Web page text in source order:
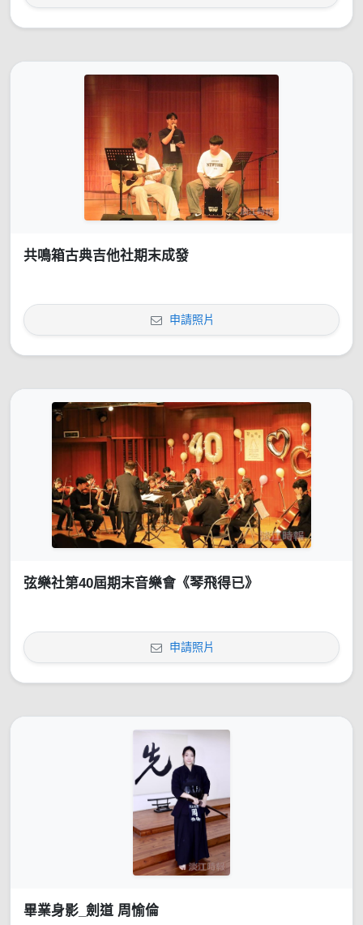
共鳴箱古典吉他社期末成發
申請照片
弦樂社第40屆期末音樂會《琴飛得已》
申請照片
畢業身影_劍道 周愉倫